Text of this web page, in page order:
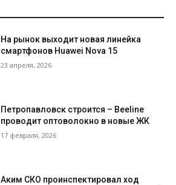
На рынок выходит новая линейка
смартфонов Huawei Nova 15
23 апреля, 2026
Петропавловск строится – Beeline
проводит оптоволокно в новые ЖК
17 февраля, 2026
Аким СКО проинспектировал ход